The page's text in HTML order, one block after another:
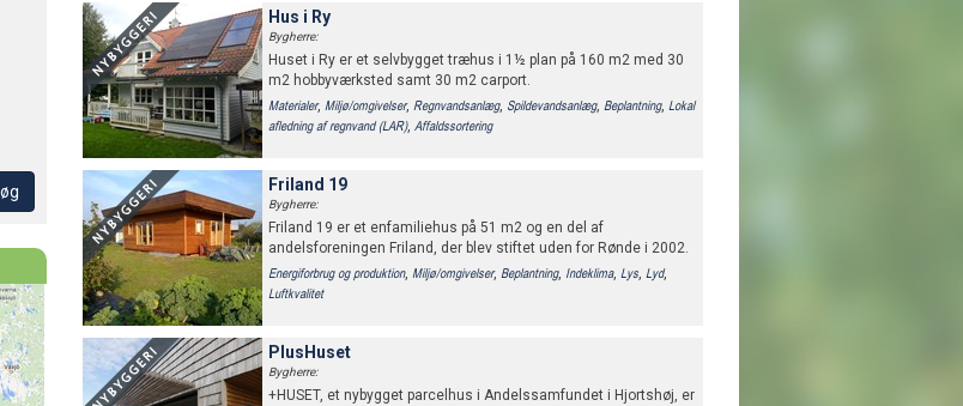
Hus i Ry
Bygherre:
Huset i Ry er et selvbygget træhus i 1½ plan på 160 m2 med 30
m2 hobbyværksted samt 30 m2 carport.
Materialer, Miljø/omgivelser, Regnvandsanlæg, Spildevandsanlæg, Beplantning, Lokal
afledning af regnvand (LAR), Affaldssortering
Friland 19
Bygherre:
Friland 19 er et enfamiliehus på 51 m2 og en del af
andelsforeningen Friland, der blev stiftet uden for Rønde i 2002.
Energiforbrug og produktion, Miljø/omgivelser, Beplantning, Indeklima, Lys, Lyd,
Luftkvalitet
PlusHuset
Bygherre:
+HUSET, et nybygget parcelhus i Andelssamfundet i Hjortshøj, er